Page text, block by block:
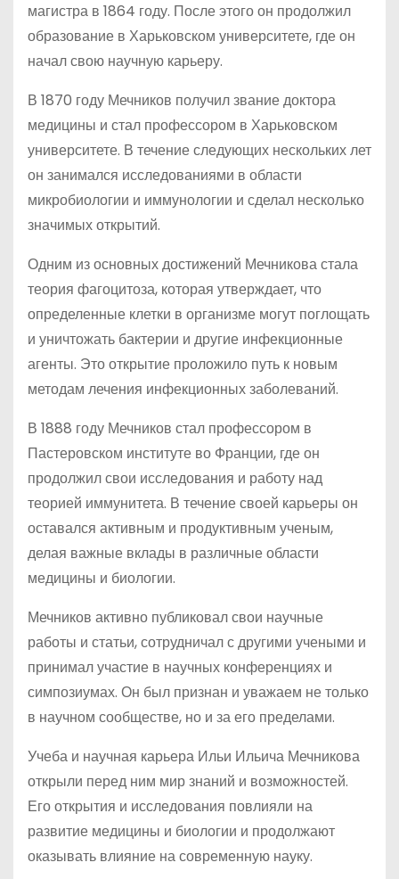
магистра в 1864 году. После этого он продолжил
образование в Харьковском университете, где он
начал свою научную карьеру.
В 1870 году Мечников получил звание доктора
медицины и стал профессором в Харьковском
университете. В течение следующих нескольких лет
он занимался исследованиями в области
микробиологии и иммунологии и сделал несколько
значимых открытий.
Одним из основных достижений Мечникова стала
теория фагоцитоза, которая утверждает, что
определенные клетки в организме могут поглощать
и уничтожать бактерии и другие инфекционные
агенты. Это открытие проложило путь к новым
методам лечения инфекционных заболеваний.
В 1888 году Мечников стал профессором в
Пастеровском институте во Франции, где он
продолжил свои исследования и работу над
теорией иммунитета. В течение своей карьеры он
оставался активным и продуктивным ученым,
делая важные вклады в различные области
медицины и биологии.
Мечников активно публиковал свои научные
работы и статьи, сотрудничал с другими учеными и
принимал участие в научных конференциях и
симпозиумах. Он был признан и уважаем не только
в научном сообществе, но и за его пределами.
Учеба и научная карьера Ильи Ильича Мечникова
открыли перед ним мир знаний и возможностей.
Его открытия и исследования повлияли на
развитие медицины и биологии и продолжают
оказывать влияние на современную науку.